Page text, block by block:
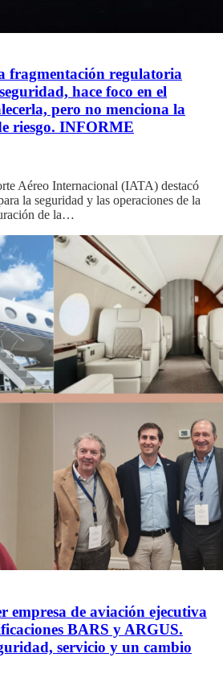
fragmentación regulatoria
hace foco en el
pero no menciona la
riesgo. INFORME
Aéreo Internacional (IATA) destacó
la seguridad y las operaciones de la
de la…
empresa de aviación ejecutiva
BARS y ARGUS.
servicio y un cambio